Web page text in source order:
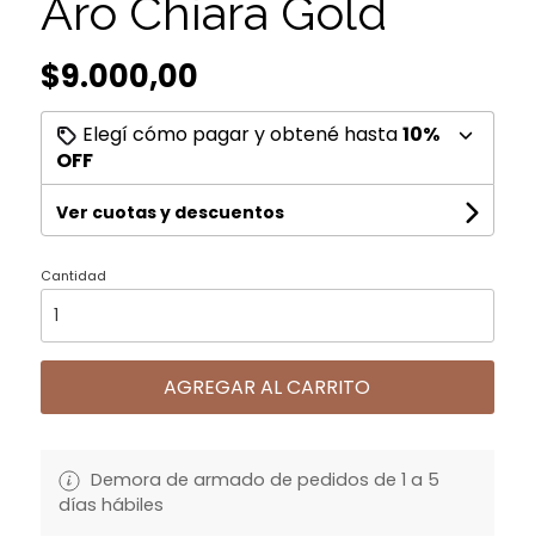
Aro Chiara Gold
$9.000,00
Elegí cómo pagar y obtené hasta10%
OFF
Ver cuotas y descuentos
Cantidad
AGREGAR AL CARRITO
Demora de armado de pedidos de 1 a 5
días hábiles